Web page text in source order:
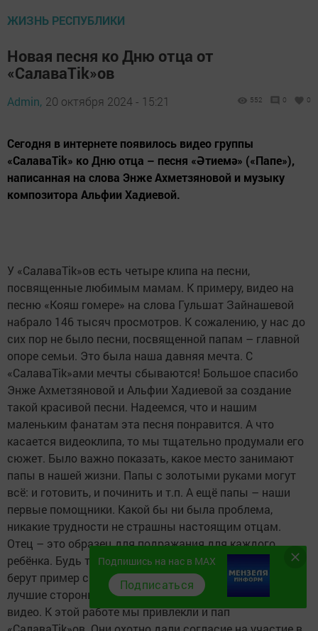
ЖИЗНЬ РЕСПУБЛИКИ
Новая песня ко Дню отца от
«СалаваTik»ов
Admin, 20 октября 2024 - 15:21 552 0 0
Сегодня в интернете появилось видео группы
«СалаваTik» ко Дню отца – песня «Әтиемә» («Папе»),
написанная на слова Энже Ахметзяновой и музыку
композитора Альфии Хадиевой.
У «СалаваTik»ов есть четыре клипа на песни,
посвященные любимым мамам. К примеру, видео на
песню «Кояш гомере» на слова Гульшат Зайнашевой
набрало 146 тысяч просмотров. К сожалению, у нас до
сих пор не было песни, посвященной папам – главной
опоре семьи. Это была наша давняя мечта. С
«СалаваTik»ами мечты сбываются! Большое спасибо
Энже Ахметзяновой и Альфии Хадиевой за создание
такой красивой песни. Надеемся, что и нашим
маленьким фанатам эта песня понравится. А что
касается видеоклипа, то мы тщательно продумали его
сюжет. Было важно показать, какое место занимают
папы в нашей жизни. Папы с золотыми руками могут
всё: и готовить, и починить и т.п. А ещё папы – наши
первые помощники. Какой бы ни была проблема,
никакие трудности не страшны настоящим отцам.
Отец – это образец для подражания для каждого
ребёнка. Будь то спорт, творчество или учёба – дети
берут пример с родителей, подражают им. Самые
лучшие стороны отцов мы и постарались отразить в
видео. К этой работе мы привлекли и пап
Подпишись на нас в MAX
Подписаться